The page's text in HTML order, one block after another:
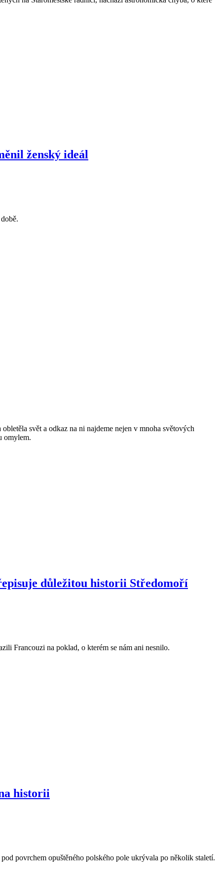
ženský ideál
svět a odkaz na ni najdeme nejen v mnoha světových
omylem.
důležitou historii Středomoří
Francouzi na poklad, o kterém se nám ani nesnilo.
historii
povrchem opuštěného polského pole ukrývala po několik staletí.